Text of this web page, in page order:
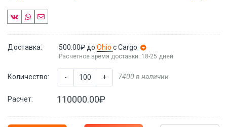
Доставка: 500.00₽ до Ohio с Cargo
Расчетное время доставки: 18-25 дней
Количество: - + 7400 в наличии
Расчет: 110000.00₽